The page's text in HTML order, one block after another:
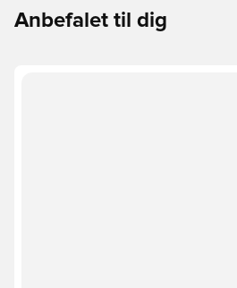
Anbefalet til dig